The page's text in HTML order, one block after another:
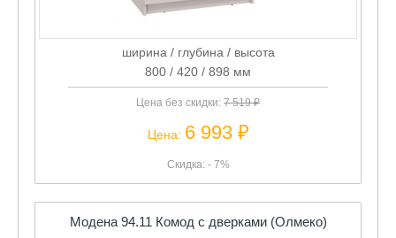
ширина / глубина / высота
800 / 420 / 898 мм
Цена без скидки: 7 519 ₽
Цена: 6 993 ₽
Скидка: - 7%
Модена 94.11 Комод с дверками (Олмеко)